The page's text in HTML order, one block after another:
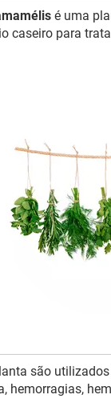
é uma
caseiro para
são
hemorragias,